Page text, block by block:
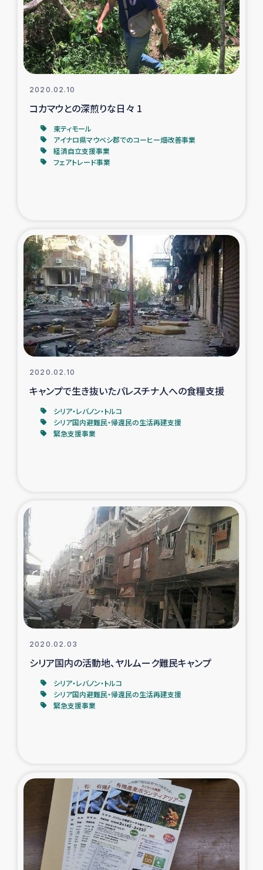
ガザ地区での公園の緑化を通じた支援事業
ガザ地区における被災住民への緊急支援
ガザ地区酪農を通した女性グループの生計支援
緊急支援事業
トルコ・シリア地震被災者支援
デニヤヤ小規模紅茶農家支援
コーヒー生産者支援
ベイルート大規模爆発被災者支援
2020.02.10
コカマウとの深煎りな日々 1
東ティモール
アイナロ県マウベシ郡でのコーヒー畑改善事業
経済自立支援事業
フェアトレード事業
2020.02.10
キャンプで生き抜いたパレスチナ人への食糧支援
シリア・レバノン・トルコ
シリア国内避難民・帰還民の生活再建支援
緊急支援事業
2020.02.03
シリア国内の活動地、ヤルムーク難民キャンプ
シリア・レバノン・トルコ
シリア国内避難民・帰還民の生活再建支援
緊急支援事業